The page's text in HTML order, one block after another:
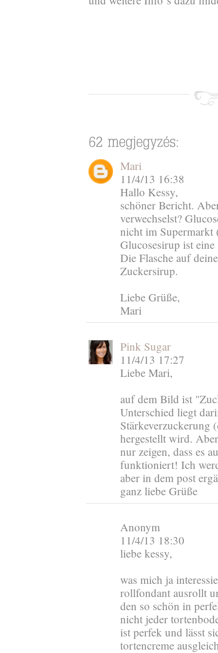
Mari
11/4/13 16:38
Hallo Kessy,
schöner Bericht.
verwechselst?
nicht im
Glucosesirup ist
Die Flasche auf
Zuckersirup.
Liebe Grüße,
Mari
Pink Sugar
11/4/13 17:27
Liebe Mari,
auf dem Bild ist
Unterschied liegt
Stärkeverzuckerung
hergestellt wird.
nur zeigen, dass es
funktioniert! Ich
aber in dem post
ganz liebe Grüße
Anonym
11/4/13 18:30
liebe kessy,
was mich ja
rollfondant ausrollt
den so schön in
nicht jeder
ist perfek und lässt
tortencreme